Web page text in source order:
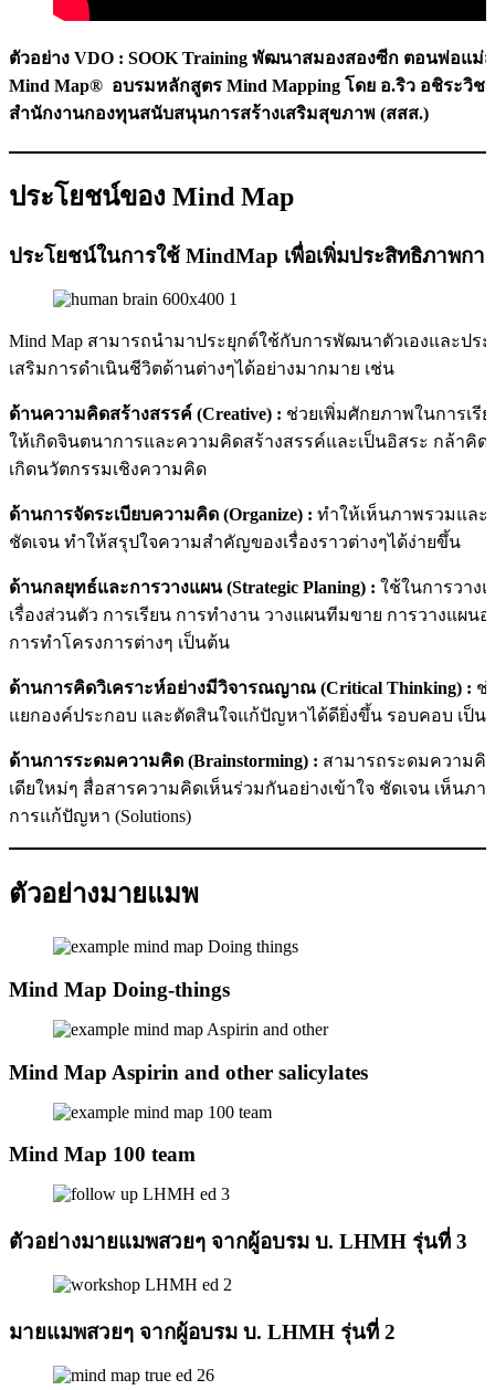
ตัวอย่าง VDO : SOOK Training พัฒนาสมองสองซีก ตอนพ่อแม่
Mind Map® อบรมหลักสูตร Mind Mapping โดย อ.ริว อชิระวิ
สำนักงานกองทุนสนับสนุนการสร้างเสริมสุขภาพ (สสส.)
ประโยชน์ของ Mind Map
ประโยชน์ในการใช้ MindMap เพื่อเพิ่มประสิทธิภาพกา
Mind Map สามารถนำมาประยุกต์ใช้กับการพัฒนาตัวเองและปร
เสริมการดำเนินชีวิตด้านต่างๆได้อย่างมากมาย เช่น
ด้านความคิดสร้างสรรค์ (Creative) : ช่วยเพิ่มศักยภาพในการเรี
ให้เกิดจินตนาการและความคิดสร้างสรรค์และเป็นอิสระ กล้าคิ
เกิดนวัตกรรมเชิงความคิด
ด้านการจัดระเบียบความคิด (Organize) : ทำให้เห็นภาพรวมและ
ชัดเจน ทำให้สรุปใจความสำคัญของเรื่องราวต่างๆได้ง่ายขึ้น
ด้านกลยุทธ์และการวางแผน (Strategic Planing) : ใช้ในการวาง
เรื่องส่วนตัว การเรียน การทำงาน วางแผนทีมขาย การวางแผน
การทำโครงการต่างๆ เป็นต้น
ด้านการคิดวิเคราะห์อย่างมีวิจารณญาณ (Critical Thinking) : ช่
แยกองค์ประกอบ และตัดสินใจแก้ปัญหาได้ดียิ่งขึ้น รอบคอบ เป็น
ด้านการระดมความคิด (Brainstorming) : สามารถระดมความคิ
เดียใหม่ๆ สื่อสารความคิดเห็นร่วมกันอย่างเข้าใจ ชัดเจน เห็นภ
การแก้ปัญหา (Solutions)
ตัวอย่างมายแมพ
Mind Map Doing-things
Mind Map Aspirin and other salicylates
Mind Map 100 team
ตัวอย่างมายแมพสวยๆ จากผู้อบรม บ. LHMH รุ่นที่ 3
มายแมพสวยๆ จากผู้อบรม บ. LHMH รุ่นที่ 2